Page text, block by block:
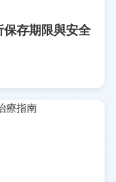
存期限與安全